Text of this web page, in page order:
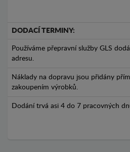
DODACÍ TERMINY:
Používáme přepravní služby GLS
adresu.
Náklady na dopravu jsou přidány
zakoupením výrobků.
Dodání trvá asi 4 do 7 pracovných